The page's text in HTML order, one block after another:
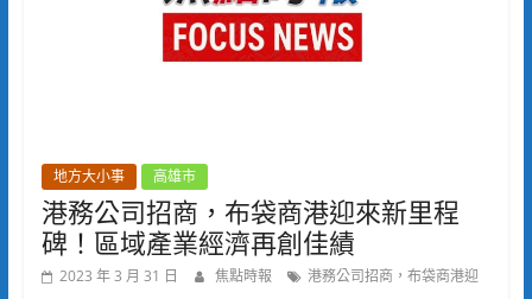
地方大小事 高雄市
港務公司招商，布袋商港迎來新里程
碑！區域產業經濟再創佳績
2023 年 3 月 31 日 焦點時報
港務公司招商，布袋商港迎